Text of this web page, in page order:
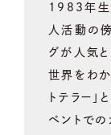
1983年生
人活動の
グが人気と
世界をわか
トテラー
ベントで